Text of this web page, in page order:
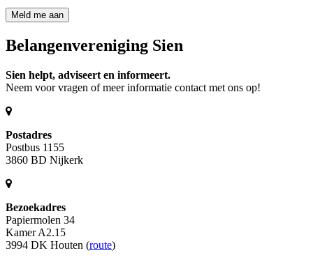
Belangenvereniging Sien
Sien helpt, adviseert en informeert.
Neem voor vragen of meer informatie contact met ons op!
Postadres
Postbus 1155
3860 BD Nijkerk
Bezoekadres
Papiermolen 34
Kamer A2.15
3994 DK Houten (route)